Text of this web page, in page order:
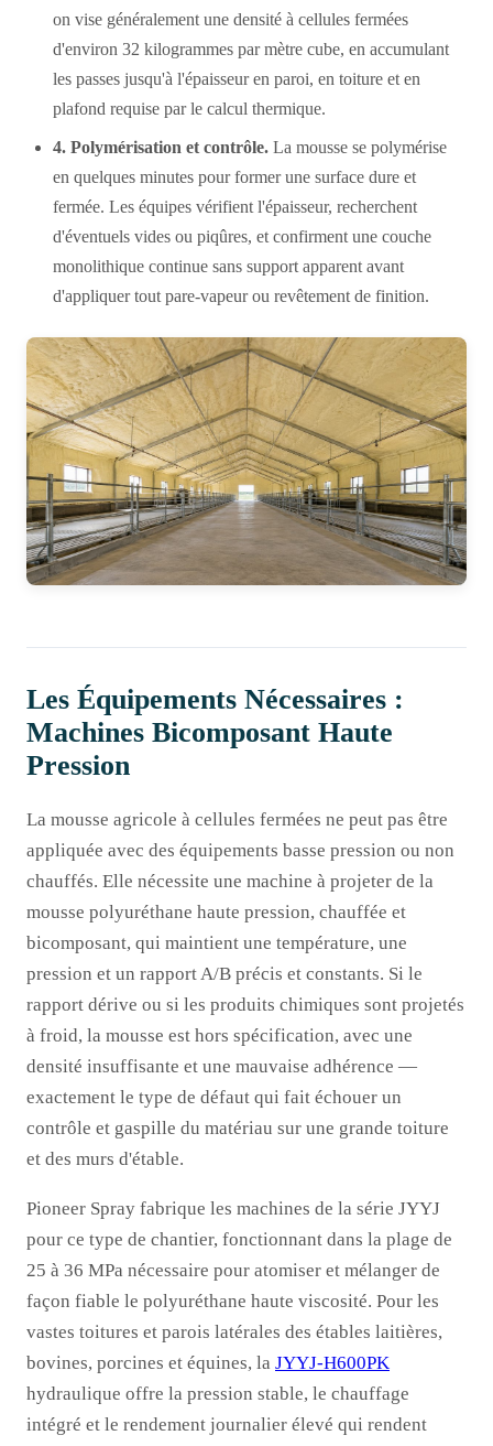
on vise généralement une densité à cellules fermées
d'environ 32 kilogrammes par mètre cube, en accumulant
les passes jusqu'à l'épaisseur en paroi, en toiture et en
plafond requise par le calcul thermique.
4. Polymérisation et contrôle. La mousse se polymérise
en quelques minutes pour former une surface dure et
fermée. Les équipes vérifient l'épaisseur, recherchent
d'éventuels vides ou piqûres, et confirment une couche
monolithique continue sans support apparent avant
d'appliquer tout pare-vapeur ou revêtement de finition.
Les Équipements Nécessaires :
Machines Bicomposant Haute
Pression
La mousse agricole à cellules fermées ne peut pas être
appliquée avec des équipements basse pression ou non
chauffés. Elle nécessite une machine à projeter de la
mousse polyuréthane haute pression, chauffée et
bicomposant, qui maintient une température, une
pression et un rapport A/B précis et constants. Si le
rapport dérive ou si les produits chimiques sont projetés
à froid, la mousse est hors spécification, avec une
densité insuffisante et une mauvaise adhérence —
exactement le type de défaut qui fait échouer un
contrôle et gaspille du matériau sur une grande toiture
et des murs d'étable.
Pioneer Spray fabrique les machines de la série JYYJ
pour ce type de chantier, fonctionnant dans la plage de
25 à 36 MPa nécessaire pour atomiser et mélanger de
façon fiable le polyuréthane haute viscosité. Pour les
vastes toitures et parois latérales des étables laitières,
bovines, porcines et équines, la JYYJ-H600PK
hydraulique offre la pression stable, le chauffage
intégré et le rendement journalier élevé qui rendent